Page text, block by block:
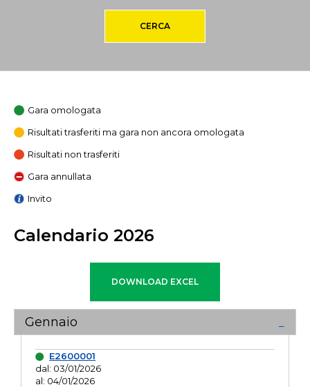
CERCA
Gara omologata
Risultati trasferiti ma gara non ancora omologata
Risultati non trasferiti
Gara annullata
Invito
Calendario 2026
Gennaio
E2600001
dal: 03/01/2026
al: 04/01/2026